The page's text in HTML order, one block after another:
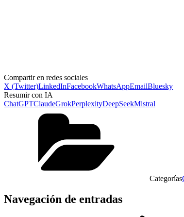
Compartir en redes sociales
X (Twitter)LinkedInFacebookWhatsAppEmailBluesky
Resumir con IA
ChatGPTClaudeGrokPerplexityDeepSeekMistral
Categorías
Navegación de entradas